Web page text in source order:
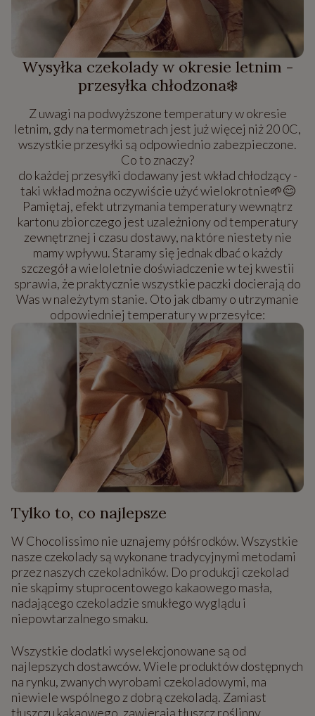
Wysyłka czekolady w okresie letnim -
przesyłka chłodzona❄️
Z uwagi na podwyższone temperatury w okresie
letnim, gdy na termometrach jest już więcej niż 20 0C,
wszystkie przesyłki są odpowiednio zabezpieczone.
Co to znaczy?
do każdej przesyłki dodawany jest wkład chłodzący -
taki wkład można oczywiście użyć wielokrotnie🌱😊
Pamiętaj, efekt utrzymania temperatury wewnątrz
kartonu zbiorczego jest uzależniony od temperatury
zewnętrznej i czasu dostawy, na które niestety nie
mamy wpływu. Staramy się jednak dbać o każdy
szczegół a wieloletnie doświadczenie w tej kwestii
sprawia, że praktycznie wszystkie paczki docierają do
Was w należytym stanie. Oto jak dbamy o utrzymanie
odpowiedniej temperatury w przesyłce:
Tylko to, co najlepsze
W Chocolissimo nie uznajemy półśrodków. Wszystkie
nasze czekolady są wykonane tradycyjnymi metodami
przez naszych czekoladników. Do produkcji czekolad
nie skąpimy stuprocentowego kakaowego masła,
nadającego czekoladzie smukłego wyglądu i
niepowtarzalnego smaku.
Wszystkie dodatki wyselekcjonowane są od
najlepszych dostawców. Wiele produktów dostępnych
na rynku, zwanych wyrobami czekoladowymi, ma
niewiele wspólnego z dobrą czekoladą. Zamiast
tłuszczu kakaowego, zawierają tłuszcz roślinny,